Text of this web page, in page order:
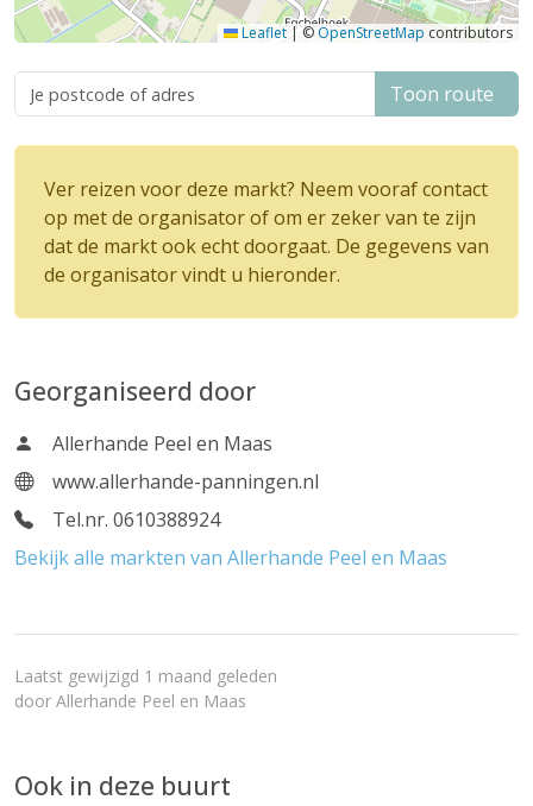
Leaflet |©OpenStreetMap contributors
Toon route
Ver reizen voor deze markt? Neem vooraf contact
op met de organisator of om er zeker van te zijn
dat de markt ook echt doorgaat. De gegevens van
de organisator vindt u hieronder.
Georganiseerd door
Allerhande Peel en Maas
www.allerhande-panningen.nl
Tel.nr. 0610388924
Bekijk alle markten van Allerhande Peel en Maas
Laatst gewijzigd 1 maand geleden
door Allerhande Peel en Maas
Ook in deze buurt